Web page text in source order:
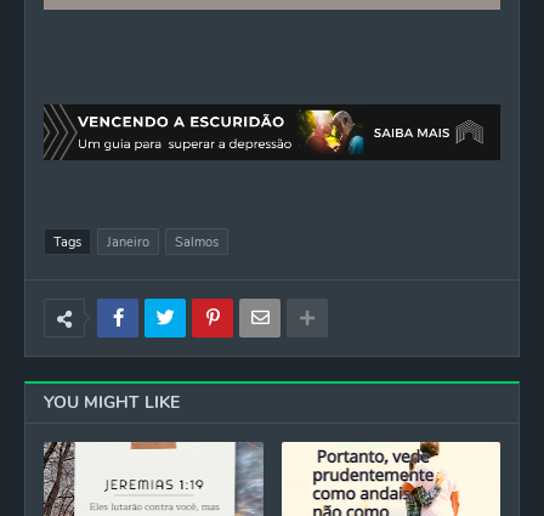
Tags Janeiro Salmos
YOU MIGHT LIKE